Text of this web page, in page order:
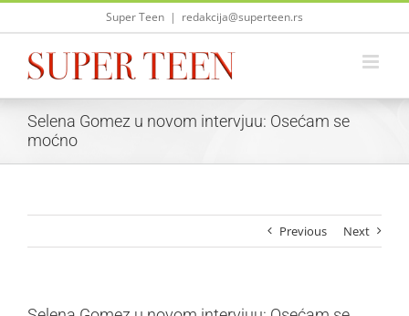
Skip
Super Teen | redakcija@superteen.rs
Selena Gomez u novom intervjuu: Osećam se
moćno
Previous Next